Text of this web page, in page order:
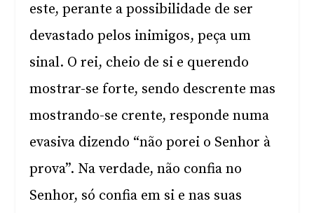
este, perante a possibilidade de ser
devastado pelos inimigos, peça um
sinal. O rei, cheio de si e querendo
mostrar-se forte, sendo descrente mas
mostrando-se crente, responde numa
evasiva dizendo “não porei o Senhor à
prova”. Na verdade, não confia no
Senhor, só confia em si e nas suas